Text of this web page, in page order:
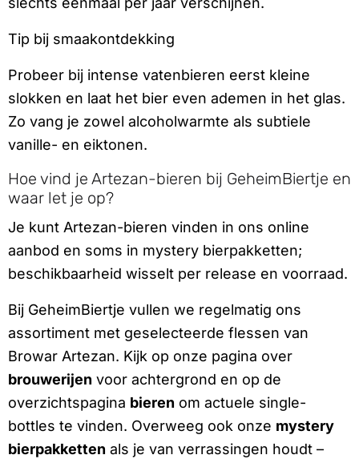
Tip bij smaakontdekking
Probeer bij intense vatenbieren eerst kleine
slokken en laat het bier even ademen in het glas.
Zo vang je zowel alcoholwarmte als subtiele
vanille- en eiktonen.
Hoe vind je Artezan-bieren bij GeheimBiertje en
waar let je op?
Je kunt Artezan-bieren vinden in ons online
aanbod en soms in mystery bierpakketten;
beschikbaarheid wisselt per release en voorraad.
Bij GeheimBiertje vullen we regelmatig ons
assortiment met geselecteerde flessen van
Browar Artezan. Kijk op onze pagina over
brouwerijen voor achtergrond en op de
overzichtspagina bieren om actuele single-
bottles te vinden. Overweeg ook onze mystery
bierpakketten als je van verrassingen houdt –